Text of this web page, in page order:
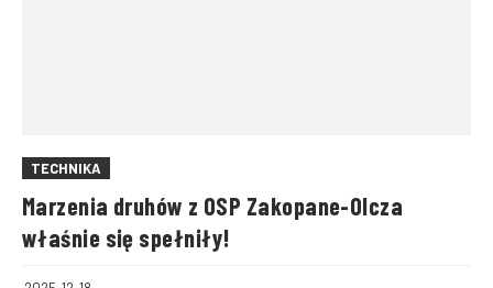
TECHNIKA
Marzenia druhów z OSP Zakopane-Olcza
właśnie się spełniły!